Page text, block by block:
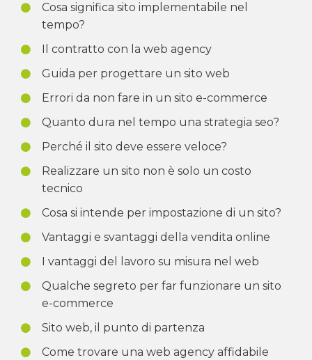
Cosa significa sito implementabile nel
tempo?
Il contratto con la web agency
Guida per progettare un sito web
Errori da non fare in un sito e-commerce
Quanto dura nel tempo una strategia seo?
Perché il sito deve essere veloce?
Realizzare un sito non è solo un costo
tecnico
Cosa si intende per impostazione di un sito?
Vantaggi e svantaggi della vendita online
I vantaggi del lavoro su misura nel web
Qualche segreto per far funzionare un sito
e-commerce
Sito web, il punto di partenza
Come trovare una web agency affidabile